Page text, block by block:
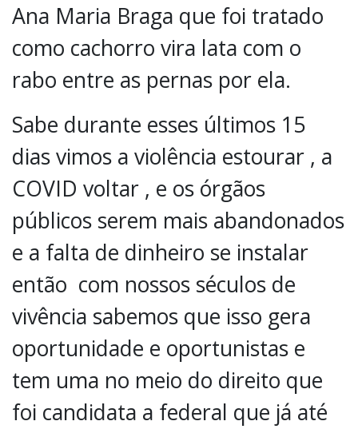
Ana Maria Braga que foi tratado
como cachorro vira lata com o
rabo entre as pernas por ela.
Sabe durante esses últimos 15
dias vimos a violência estourar , a
COVID voltar , e os órgãos
públicos serem mais abandonados
e a falta de dinheiro se instalar
então com nossos séculos de
vivência sabemos que isso gera
oportunidade e oportunistas e
tem uma no meio do direito que
foi candidata a federal que já até